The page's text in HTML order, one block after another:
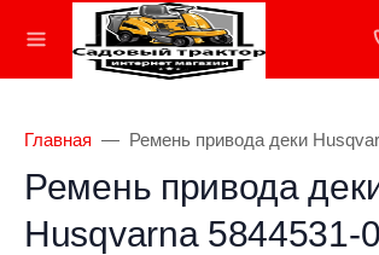
Главная Ремень привода деки
Ремень привода
Husqvarna 5844531-